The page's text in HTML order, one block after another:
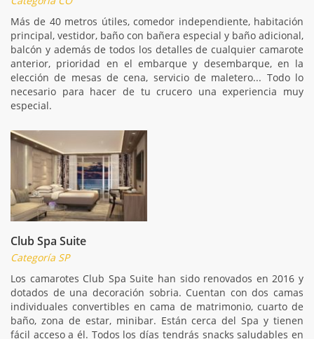
Más de 40 metros útiles, comedor independiente, habitación
principal, vestidor, baño con bañera especial y baño adicional,
balcón y además de todos los detalles de cualquier camarote
anterior, prioridad en el embarque y desembarque, en la
elección de mesas de cena, servicio de maletero... Todo lo
necesario para hacer de tu crucero una experiencia muy
especial.
Club Spa Suite
Categoría SP
Los camarotes Club Spa Suite han sido renovados en 2016 y
dotados de una decoración sobria. Cuentan con dos camas
individuales convertibles en cama de matrimonio, cuarto de
baño, zona de estar, minibar. Están cerca del Spa y tienen
fácil acceso a él. Todos los días tendrás snacks saludables en